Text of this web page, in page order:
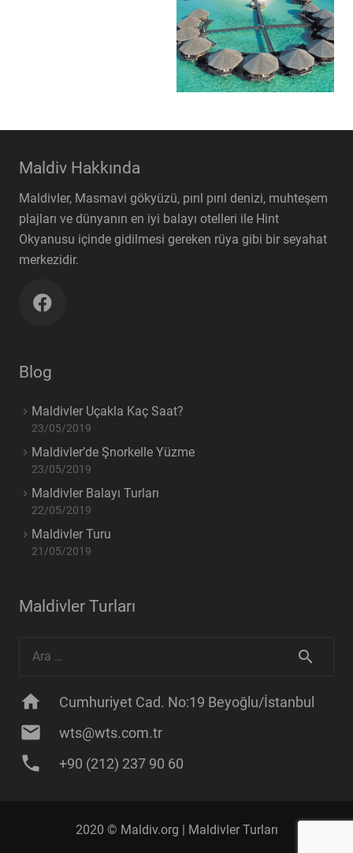
Maldiv Hakkında
Maldivler, Masmavi gökyüzü, pırıl pırıl denizi, muhteşem
plajları ve dünyanın en iyi balayı otelleri ile Hint
Okyanusu içinde gidilmesi gereken rüya gibi bir seyahat
merkezidir.
Blog
Maldivler Uçakla Kaç Saat?
23/05/2019
Maldivler’de Şnorkelle Yüzme
23/05/2019
Maldivler Balayı Turları
22/05/2019
Maldivler Turu
21/05/2019
Maldivler Turları
home Cumhuriyet Cad. No:19 Beyoğlu/İstanbul
mail wts@wts.com.tr
phone +90 (212) 237 90 60
2020 © Maldiv.org | Maldivler Turları